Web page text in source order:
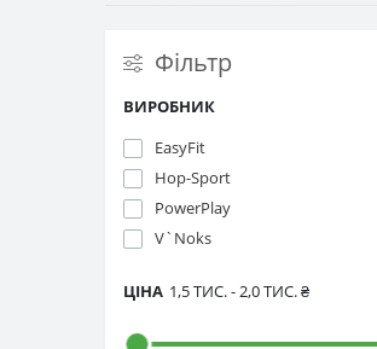
Фільтр
ВИРОБНИК
EasyFit
Hop-Sport
PowerPlay
V`Noks
1,5 ТИС.-2,0 ТИС.₴
ЦІНА